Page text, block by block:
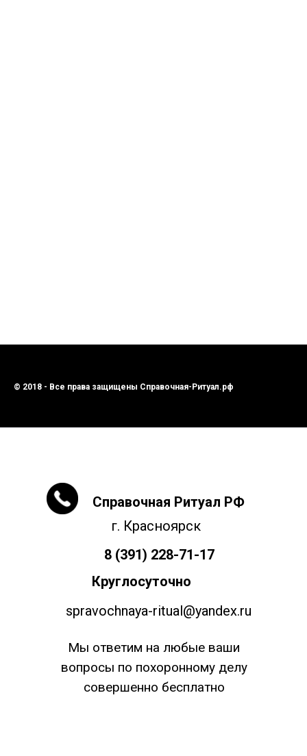
© 2018 - Все права защищены Справочная-Ритуал.рф
Мы ответим на любые ваши
вопросы по похоронному делу
совершенно бесплатно
Справочная Ритуал РФ
г. Красноярск
8 (391) 228-71-17
Круглосуточно
spravochnaya-ritual@yandex.ru